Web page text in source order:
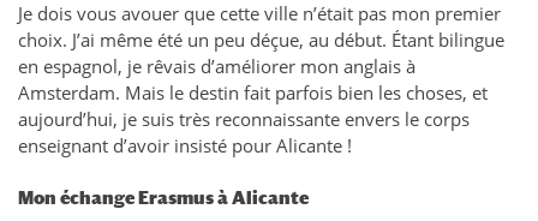
Je dois vous avouer que cette ville n’était pas mon premier
choix. J’ai même été un peu déçue, au début. Étant bilingue
en espagnol, je rêvais d’améliorer mon anglais à
Amsterdam. Mais le destin fait parfois bien les choses, et
aujourd’hui, je suis très reconnaissante envers le corps
enseignant d’avoir insisté pour Alicante !
Mon échange Erasmus à Alicante